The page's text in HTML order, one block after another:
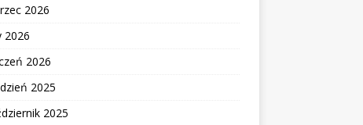
2026
2026
2026
2025
2025